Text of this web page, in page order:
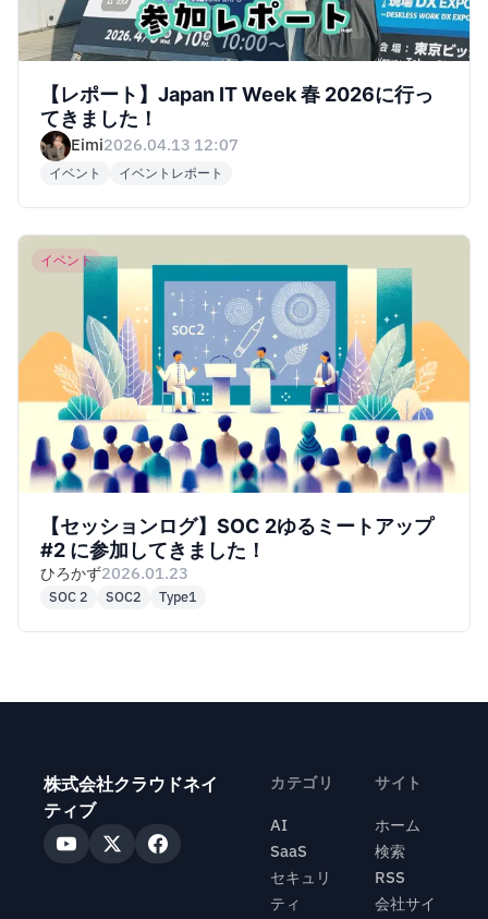
【レポート】Japan IT Week 春 2026に行っ
てきました！
Eimi2026.04.13 12:07
イベント イベントレポート
イベント
【セッションログ】SOC 2ゆるミートアップ
#2 に参加してきました！
ひろかず2026.01.23
SOC 2 SOC2 Type1
株式会社クラウドネイ
ティブ
カテゴリ
AI
SaaS
セキュリ
ティ
サイト
ホーム
検索
RSS
会社サイ